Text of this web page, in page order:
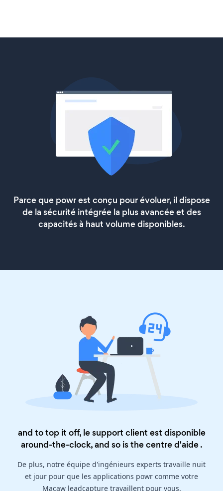
Parce que powr est conçu pour évoluer, il dispose
de la sécurité intégrée la plus avancée et des
capacités à haut volume disponibles.
and to top it off, le support client est disponible
around-the-clock, and so is thecentre d'aide.
De plus, notre équipe d'ingénieurs experts travaille nuit
et jour pour que les applications powr comme votre
Macaw leadcapture travaillent pour vous.